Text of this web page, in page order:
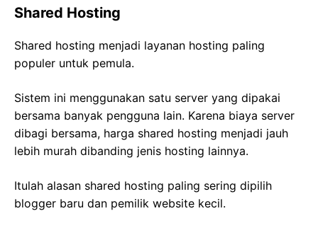
Shared Hosting
Shared hosting menjadi layanan hosting paling
populer untuk pemula.
Sistem ini menggunakan satu server yang dipakai
bersama banyak pengguna lain. Karena biaya server
dibagi bersama, harga shared hosting menjadi jauh
lebih murah dibanding jenis hosting lainnya.
Itulah alasan shared hosting paling sering dipilih
blogger baru dan pemilik website kecil.